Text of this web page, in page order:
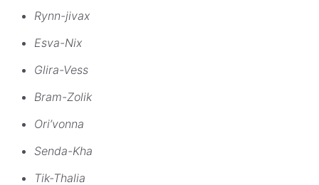
Rynn-jivax
Esva-Nix
Glira-Vess
Bram-Zolik
Ori’vonna
Senda-Kha
Tik-Thalia